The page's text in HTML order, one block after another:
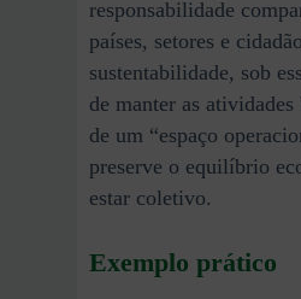
responsabilidade
países, setores e
sustentabilidade, sob
de manter as atividades
de um “espaço
preserve o equilíbrio
estar coletivo.
Exemplo prático